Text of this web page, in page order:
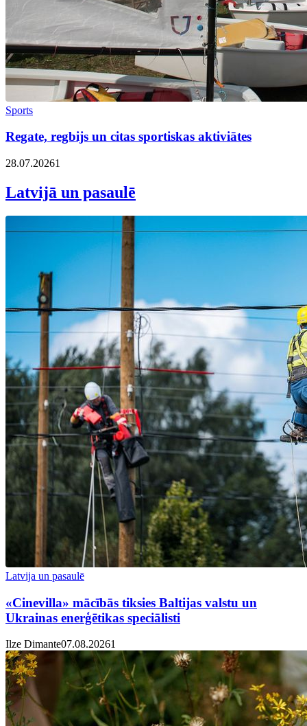
Sports
Regate, regbijs un citas sportiskas aktiviātes
28.07.20261
Latvijā un pasaulē
Latvija un pasaulē
«Cinevilla» mācībās tiksies Baltijas valstu un
Ukrainas enerģētikas speciālisti
Ilze Dimante07.08.20261